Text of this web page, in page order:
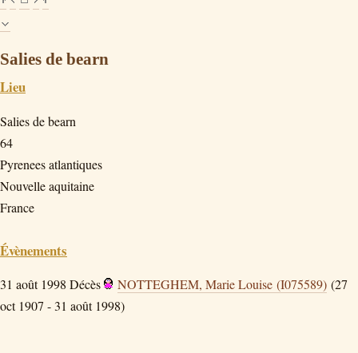
Salies de bearn
Lieu
Salies de bearn
64
Pyrenees atlantiques
Nouvelle aquitaine
France
Évènements
31 août 1998 Décès NOTTEGHEM, Marie Louise (I075589) (27
oct 1907 - 31 août 1998)